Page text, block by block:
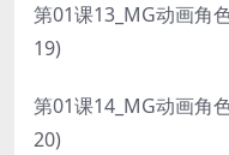
第01课13_MG动画角
19)
第01课14_MG动画角
20)